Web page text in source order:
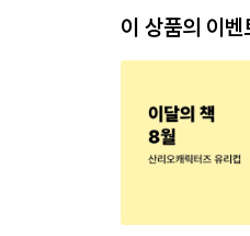
이 상품의 이벤